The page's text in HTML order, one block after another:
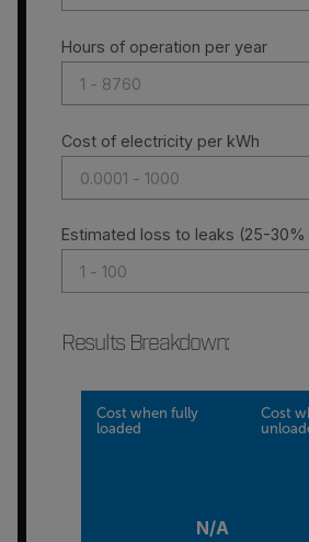
Hours of operation per year
Cost of electricity per kWh
Estimated loss to leaks (25-30%
Results Breakdown:
Cost when fully
loaded
N/A
Cost